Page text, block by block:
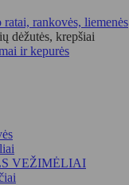
rankovės, liemenės
dėžutės, krepšiai
ir kepurės
VEŽIMĖLIAI